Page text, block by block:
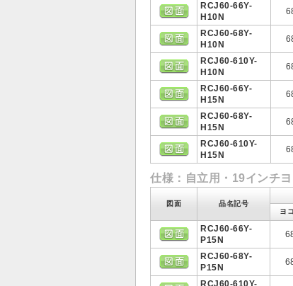
RCJ60-66Y-
H10N
RCJ60-68Y-
H10N
RCJ60-610Y-
H10N
RCJ60-66Y-
H15N
RCJ60-68Y-
H15N
RCJ60-610Y-
H15N
仕様：自立用・19インチ
図面 品名記号
ヨコ
RCJ60-66Y-
P15N
RCJ60-68Y-
P15N
RCJ60-610Y-